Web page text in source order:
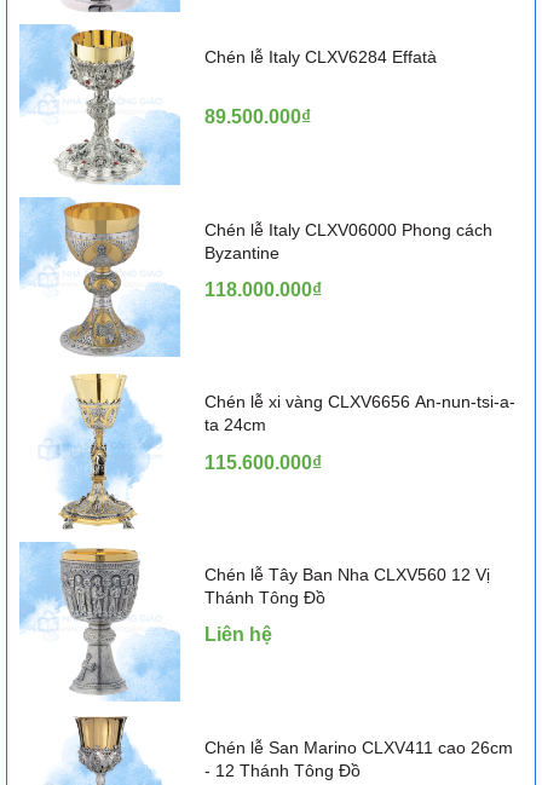
Chén lễ Italy CLXV6284 Effatà
89.500.000₫
Chén lễ Italy CLXV06000 Phong cách
Byzantine
118.000.000₫
Chén lễ xi vàng CLXV6656 An-nun-tsi-a-
ta 24cm
115.600.000₫
Chén lễ Tây Ban Nha CLXV560 12 Vị
Thánh Tông Đồ
Liên hệ
Chén lễ San Marino CLXV411 cao 26cm
- 12 Thánh Tông Đồ